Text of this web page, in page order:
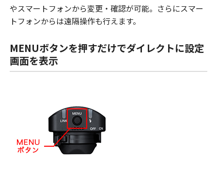
やスマートフォンから変更・確認が可能。さらにスマー
トフォンからは遠隔操作も行えます。
MENUボタンを押すだけでダイレクトに設定
画面を表示